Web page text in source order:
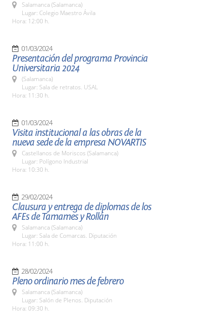
Salamanca (Salamanca)
Lugar: Colegio Maestro Ávila
Hora: 12:00 h.
01/03/2024
Presentación del programa Provincia
Universitaria 2024
(Salamanca)
Lugar: Sala de retratos. USAL
Hora: 11:30 h.
01/03/2024
Visita institucional a las obras de la
nueva sede de la empresa NOVARTIS
Castellanos de Moriscos (Salamanca)
Lugar: Polígono Industrial
Hora: 10:30 h.
29/02/2024
Clausura y entrega de diplomas de los
AFEs de Tamames y Rollán
Salamanca (Salamanca)
Lugar: Sala de Comarcas. Diputación
Hora: 11:00 h.
28/02/2024
Pleno ordinario mes de febrero
Salamanca (Salamanca)
Lugar: Salón de Plenos. Diputación
Hora: 09:30 h.